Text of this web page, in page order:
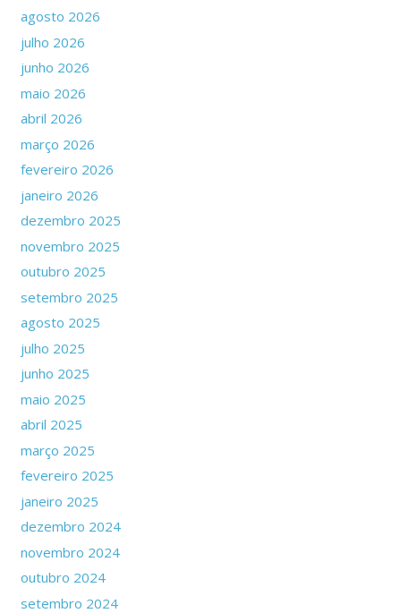
agosto 2026
julho 2026
junho 2026
maio 2026
abril 2026
março 2026
fevereiro 2026
janeiro 2026
dezembro 2025
novembro 2025
outubro 2025
setembro 2025
agosto 2025
julho 2025
junho 2025
maio 2025
abril 2025
março 2025
fevereiro 2025
janeiro 2025
dezembro 2024
novembro 2024
outubro 2024
setembro 2024